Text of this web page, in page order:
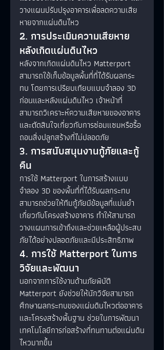
วางแผนปรับปรุงอาคารเพื่อลดความเสีย
หายจากแผ่นดินไหว
2. การประเมินความเสียหาย
หลังเกิดแผ่นดินไหว
หลังจากเกิดแผ่นดินไหว Matterport
สามารถใช้เก็บข้อมูลพื้นที่ที่ได้รับผลกระ
ทบ โดยการเปรียบเทียบแบบจำลอง 3D
ก่อนและหลังแผ่นดินไหว เจ้าหน้าที่
สามารถวิเคราะห์ความเสียหายของอาคาร
และตัดสินใจเกี่ยวกับการซ่อมแซมหรือรื้อ
ถอนสิ่งปลูกสร้างที่ไม่ปลอดภัย
3. การสนับสนุนงานกู้ภัยและกู้
คืน
การใช้ Matterport ในการสร้างแบบ
จำลอง 3D ของพื้นที่ที่ได้รับผลกระทบ
สามารถช่วยให้ทีมกู้ภัยมีข้อมูลที่แม่นยำ
เกี่ยวกับโครงสร้างอาคาร ทำให้สามารถ
วางแผนการเข้าถึงและช่วยเหลือผู้ประสบ
ภัยได้อย่างปลอดภัยและมีประสิทธิภาพ
4. การใช้ Matterport ในการ
วิจัยและพัฒนา
นอกจากการใช้งานด้านภัยพิบัติ
Matterport ยังช่วยให้นักวิจัยสามารถ
ศึกษาผลกระทบของแผ่นดินไหวต่ออาคาร
และโครงสร้างพื้นฐาน ช่วยในการพัฒนา
เทคโนโลยีการก่อสร้างที่ทนทานต่อแผ่นดิน
ไหวมากขึ้น